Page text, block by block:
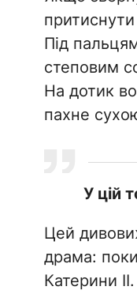
Під
степовим
На дотик
пахне
У цій
​Цей
драма:
Катерини